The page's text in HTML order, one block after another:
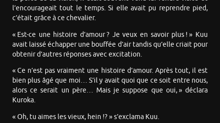
l’encourageait tout le temps. Si elle avait pu reprendre pied,
c’était grâce à ce chevalier.
« Est-ce une histoire d’amour ? Je veux en savoir plus ! » Kuu
avait laissé échapper une bouffée d’air tandis qu’elle criait pour
obtenir d’autres réponses avec excitation.
« Ce n’est pas vraiment une histoire d’amour. Après tout, il est
bien plus âgé que moi… S’il y avait quoi que ce soit entre nous,
alors ce serait un père… Mais je suppose que oui, » déclara
Kuroka.
« Oh, tu aimes les vieux, hein !? » s’exclama Kuu.